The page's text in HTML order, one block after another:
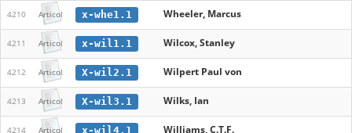
4210 Articol x-whe1.1 Wheeler, Marcus
4211 Articol x-wil1.1 Wilcox, Stanley
4212 Articol X-wil2.1 Wilpert Paul von
4213 Articol X-wil3.1 Wilks, Ian
4214 Articol x-wil4.1 Williams, C.T.F.